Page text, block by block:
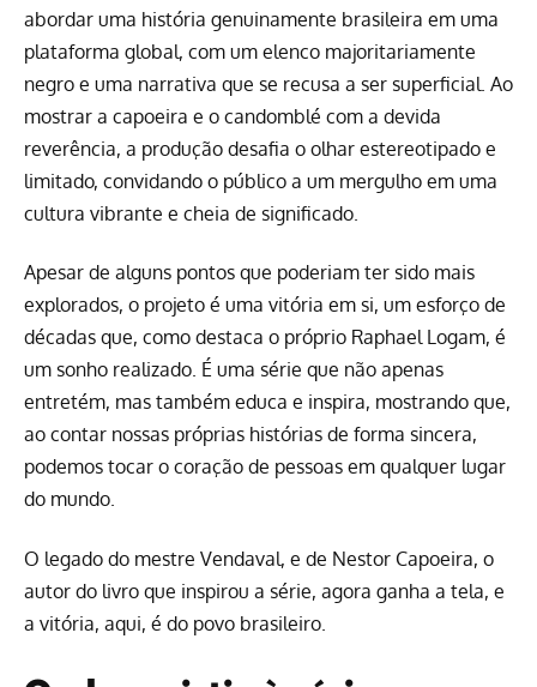
abordar uma história genuinamente brasileira em uma
plataforma global, com um elenco majoritariamente
negro e uma narrativa que se recusa a ser superficial. Ao
mostrar a capoeira e o candomblé com a devida
reverência, a produção desafia o olhar estereotipado e
limitado, convidando o público a um mergulho em uma
cultura vibrante e cheia de significado.
Apesar de alguns pontos que poderiam ter sido mais
explorados, o projeto é uma vitória em si, um esforço de
décadas que, como destaca o próprio Raphael Logam, é
um sonho realizado. É uma série que não apenas
entretém, mas também educa e inspira, mostrando que,
ao contar nossas próprias histórias de forma sincera,
podemos tocar o coração de pessoas em qualquer lugar
do mundo.
O legado do mestre Vendaval, e de Nestor Capoeira, o
autor do livro que inspirou a série, agora ganha a tela, e
a vitória, aqui, é do povo brasileiro.